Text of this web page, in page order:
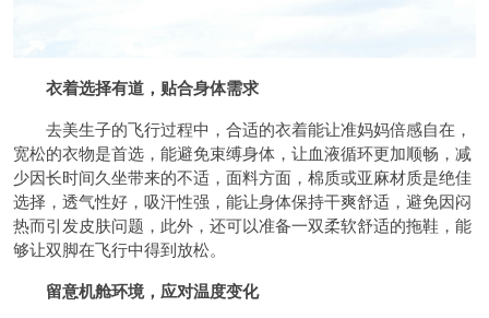
衣着选择有道，贴合身体需求
去美生子的飞行过程中，合适的衣着能让准妈妈倍感自在，
宽松的衣物是首选，能避免束缚身体，让血液循环更加顺畅，减
少因长时间久坐带来的不适，面料方面，棉质或亚麻材质是绝佳
选择，透气性好，吸汗性强，能让身体保持干爽舒适，避免因闷
热而引发皮肤问题，此外，还可以准备一双柔软舒适的拖鞋，能
够让双脚在飞行中得到放松。
留意机舱环境，应对温度变化